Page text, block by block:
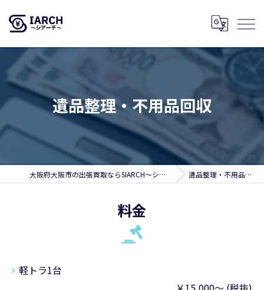
遺品整理・不用品回収
大阪府大阪市の出張買取ならSIARCH～シアーチ～ 遺品整理・不用品回収
料金
軽トラ1台